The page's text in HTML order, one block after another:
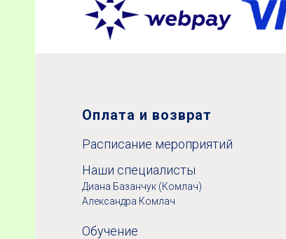
Оплата и возврат
Расписание мероприятий
Наши специалисты
Диана Базанчук (Комлач)
Александра Комлач
Обучение